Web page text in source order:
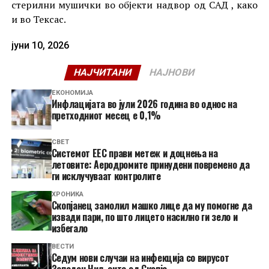
стерилни мушички во објекти надвор од САД , како
и во Тексас.
јуни 10, 2026
НАЈЧИТАНИ НАЈНОВИ
ЕКОНОМИЈА
Инфлацијата во јули 2026 година во однос на
претходниот месец е 0,1%
СВЕТ
Системот ЕЕС прави метеж и доцнења на
летовите: Аеродромите принудени повремено да
ги исклучуваат контролите
ХРОНИКА
Скопјанец замолил машко лице да му помогне да
извади пари, по што лицето насилно ги зело и
избегало
ВЕСТИ
Седум нови случаи на инфекција со вирусот